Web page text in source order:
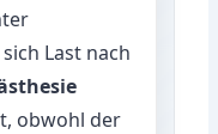
Last nach
obwohl der